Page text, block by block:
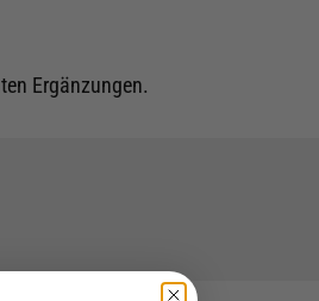
Ergänzungen.